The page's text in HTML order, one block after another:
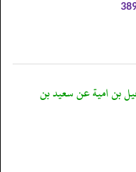
بن امية عن سعيد بن